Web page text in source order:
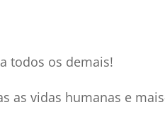
todos os demais!
as vidas humanas e